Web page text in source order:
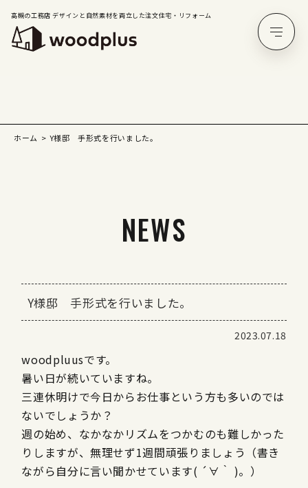
高槻の工務店 デザインと自然素材を両立した注文住宅・リフォーム
ホーム Y様邸 手形式を行いました。
NEWS
Y様邸 手形式を行いました。
2023.07.18
woodpluusです。
暑い日が続いていますね。
三連休明けで今日からお仕事という方も多いのでは
ないでしょうか？
週の始め、なかなかリズムをつかむのも難しかった
りしますが、無理せず1週間頑張りましょう（書き
ながら自分に言い聞かせています( ´∀｀ )。）